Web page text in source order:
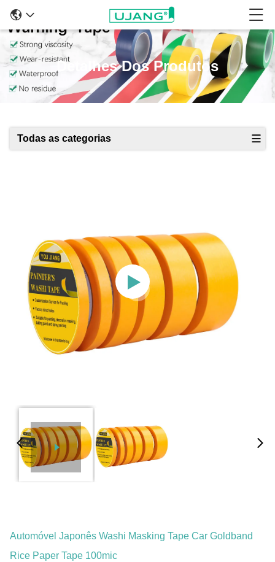
Detalhes Dos Produtos
Todas as categorias
Automóvel Japonês Washi Masking Tape Car Goldband
Rice Paper Tape 100mic